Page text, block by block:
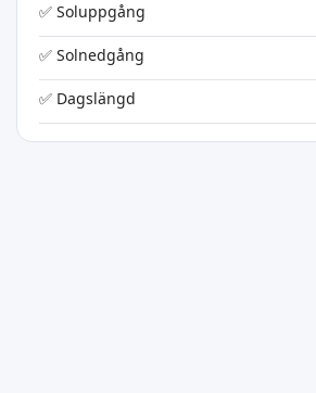
✅ Soluppgång
✅ Solnedgång
✅ Dagslängd